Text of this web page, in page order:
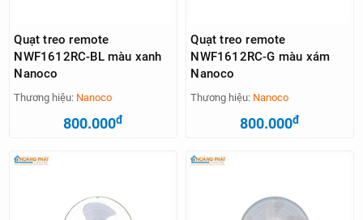
Quạt treo remote
NWF1612RC-BL màu xanh
Nanoco
Thương hiệu: Nanoco
800.000đ
Quạt treo remote
NWF1612RC-G màu xám
Nanoco
Thương hiệu: Nanoco
800.000đ